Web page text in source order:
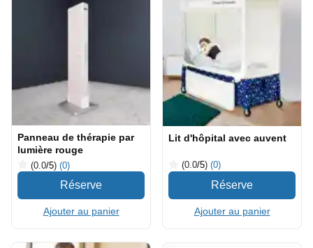
Panneau de thérapie par
lumière rouge
(0.0/5) (0)
Ajouter au panier
Lit d'hôpital avec auvent
(0.0/5) (0)
Ajouter au panier